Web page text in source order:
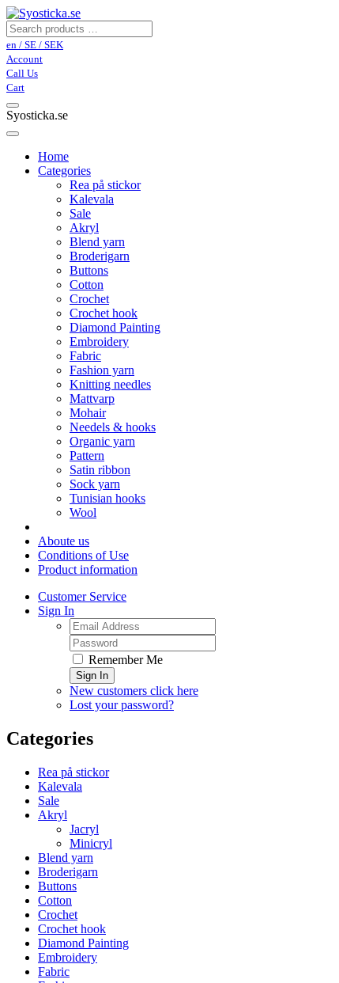
en / SE / SEK
Account
Call Us
Cart
Syosticka.se
Home
Categories
Rea på stickor
Kalevala
Sale
Akryl
Blend yarn
Broderigarn
Buttons
Cotton
Crochet
Crochet hook
Diamond Painting
Embroidery
Fabric
Fashion yarn
Knitting needles
Mattvarp
Mohair
Needels & hooks
Organic yarn
Pattern
Satin ribbon
Sock yarn
Tunisian hooks
Wool
Aboute us
Conditions of Use
Product information
Customer Service
Sign In
Remember Me
Sign In
New customers click here
Lost your password?
Categories
Rea på stickor
Kalevala
Sale
Akryl
Jacryl
Minicryl
Blend yarn
Broderigarn
Buttons
Cotton
Crochet
Crochet hook
Diamond Painting
Embroidery
Fabric